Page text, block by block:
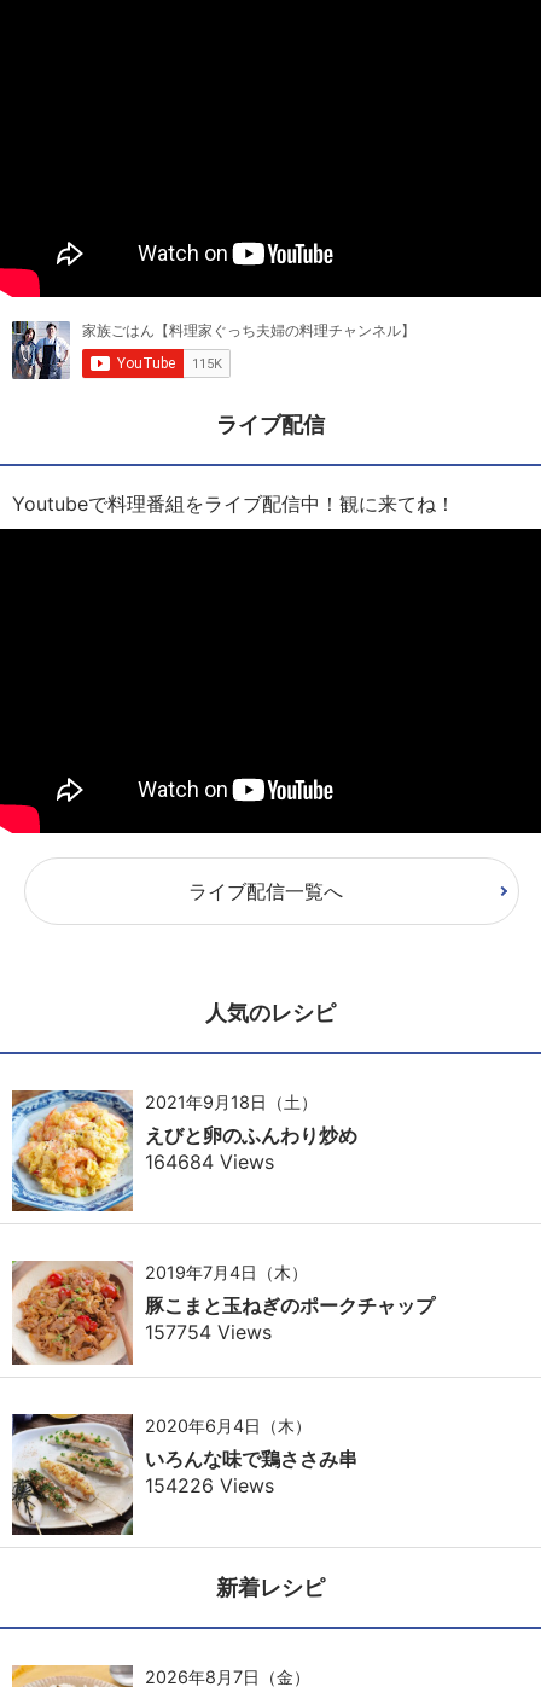
ライブ配信
Youtubeで料理番組をライブ配信中！観に来てね！
ライブ配信一覧へ
人気のレシピ
2021年9月18日（土）
えびと卵のふんわり炒め
164684 Views
2019年7月4日（木）
豚こまと玉ねぎのポークチャップ
157754 Views
2020年6月4日（木）
いろんな味で鶏ささみ串
154226 Views
新着レシピ
2026年8月7日（金）